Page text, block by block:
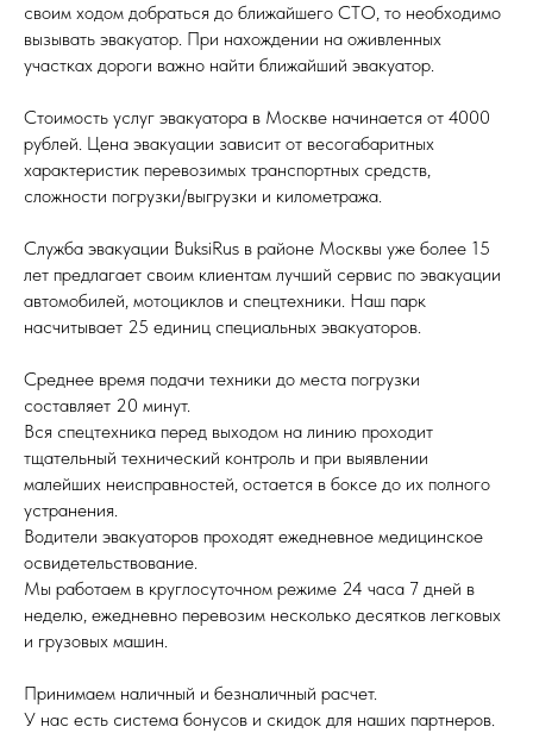
своим ходом добраться до ближайшего СТО, то необходимо
вызывать эвакуатор. При нахождении на оживленных
участках дороги важно найти ближайший эвакуатор.
Стоимость услуг эвакуатора в Москве начинается от 4000
рублей. Цена эвакуации зависит от весогабаритных
характеристик перевозимых транспортных средств,
сложности погрузки/выгрузки и километража.
Служба эвакуации BuksiRus в районе Москвы уже более 15
лет предлагает своим клиентам лучший сервис по эвакуации
автомобилей, мотоциклов и спецтехники. Наш парк
насчитывает 25 единиц специальных эвакуаторов.
Среднее время подачи техники до места погрузки
составляет 20 минут.
Вся спецтехника перед выходом на линию проходит
тщательный технический контроль и при выявлении
малейших неисправностей, остается в боксе до их полного
устранения.
Водители эвакуаторов проходят ежедневное медицинское
освидетельствование.
Мы работаем в круглосуточном режиме 24 часа 7 дней в
неделю, ежедневно перевозим несколько десятков легковых
и грузовых машин.
Принимаем наличный и безналичный расчет.
У нас есть система бонусов и скидок для наших партнеров.